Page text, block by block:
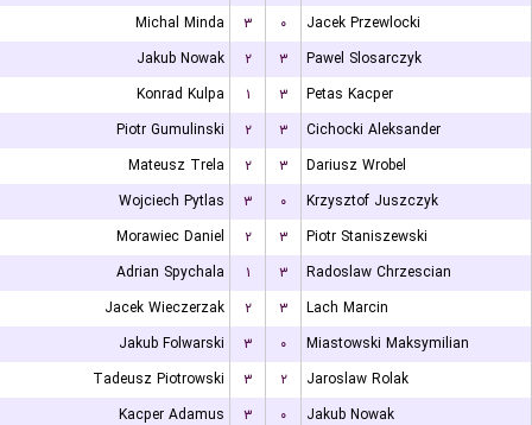
Michal Minda
۳ ۰
Jacek Przewlocki
Jakub Nowak
۲ ۳
Pawel Slosarczyk
Konrad Kulpa
۱ ۳
Petas Kacper
Piotr Gumulinski
۲ ۳
Cichocki Aleksander
Mateusz Trela
۲ ۳
Dariusz Wrobel
Wojciech Pytlas
۳ ۰
Krzysztof Juszczyk
Morawiec Daniel
۲ ۳
Piotr Staniszewski
Adrian Spychala
۱ ۳
Radoslaw Chrzescian
Jacek Wieczerzak
۲ ۳
Lach Marcin
Jakub Folwarski
۳ ۰
Miastowski Maksymilian
Tadeusz Piotrowski
۳ ۲
Jaroslaw Rolak
Kacper Adamus
۳ ۰
Jakub Nowak